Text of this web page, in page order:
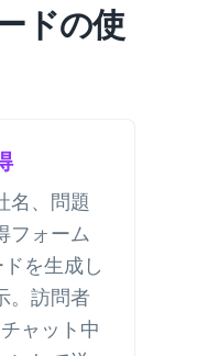
ドの使
名、問題
フォーム
を生成し
。訪問者
ャット中